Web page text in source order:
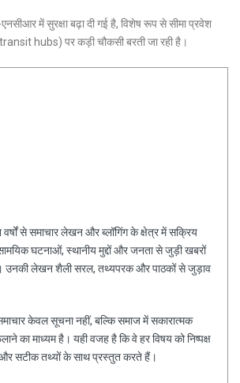
एनसीआर में सुरक्षा बढ़ा दी गई है, विशेष रूप से सीमा प्रवेश
hubs) पर कड़ी चौकसी बरती जा रही है।
से समाचार लेखन और ब्लॉगिंग के क्षेत्र में सक्रिय
घटनाओं, स्थानीय मुद्दों और जनता से जुड़ी खबरों
उनकी लेखन शैली सरल, तथ्यपरक और पाठकों से जुड़ाव
केवल सूचना नहीं, बल्कि समाज में सकारात्मक
का माध्यम है। यही वजह है कि वे हर विषय को निष्पक्ष
सटीक तथ्यों के साथ प्रस्तुत करते हैं।